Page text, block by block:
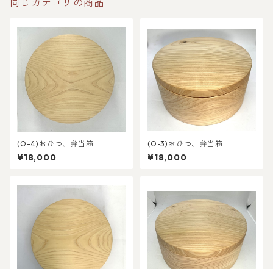
同じカテゴリの商品
(O-4)おひつ、弁当箱
¥18,000
(O-3)おひつ、弁当箱
¥18,000